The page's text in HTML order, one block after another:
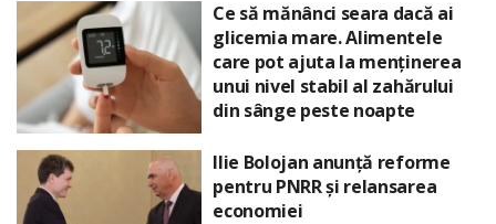
Ce să mănânci seara dacă ai
glicemia mare. Alimentele
care pot ajuta la menținerea
unui nivel stabil al zahărului
din sânge peste noapte
Ilie Bolojan anunță reforme
pentru PNRR și relansarea
economiei